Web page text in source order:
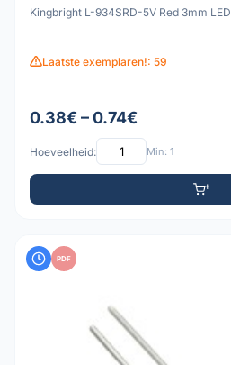
Kingbright L-934SRD-5V Red 3mm LED
Laatste exemplaren!: 59
0.38€ – 0.74€
Hoeveelheid: Min: 1
PDF